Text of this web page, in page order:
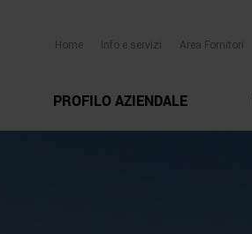
Home Info e servizi Area Fornitori
PROFILO AZIENDALE